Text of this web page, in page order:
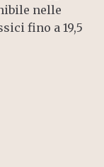
nelle
fino a 19,5